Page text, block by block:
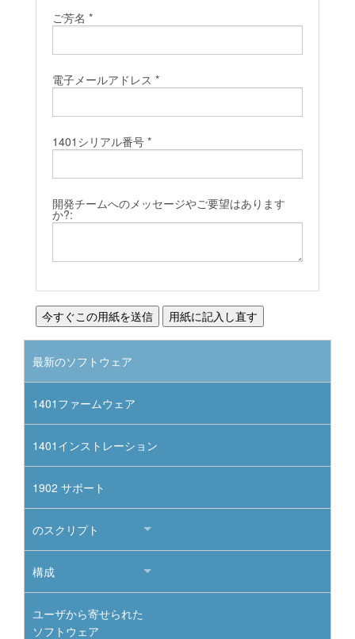
ご芳名 *
電子メールアドレス *
1401シリアル番号 *
開発チームへのメッセージやご要望はあります
か?:
最新のソフトウェア
1401ファームウェア
1401インストレーション
1902 サポート
のスクリプト
構成
ユーザから寄せられた
ソフトウェア